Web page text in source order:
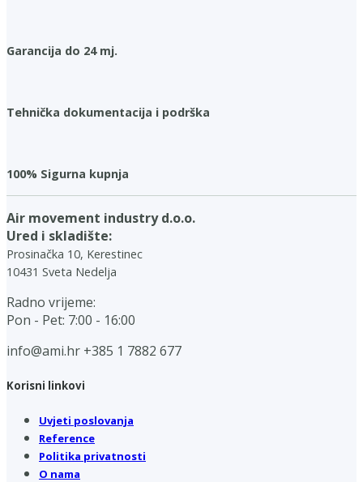
Garancija do 24 mj.
Tehnička dokumentacija i podrška
100% Sigurna kupnja
Air movement industry d.o.o.
Ured i skladište:
Prosinačka 10, Kerestinec
10431 Sveta Nedelja
Radno vrijeme:
Pon - Pet: 7:00 - 16:00
info@ami.hr +385 1 7882 677
Korisni linkovi
Uvjeti poslovanja
Reference
Politika privatnosti
O nama